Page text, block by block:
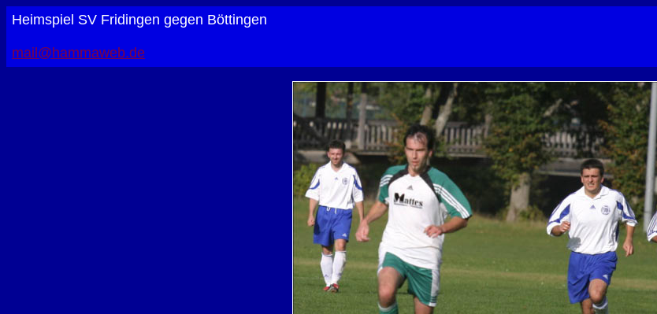
Heimspiel SV Fridingen gegen Böttingen
mail@hammaweb.de